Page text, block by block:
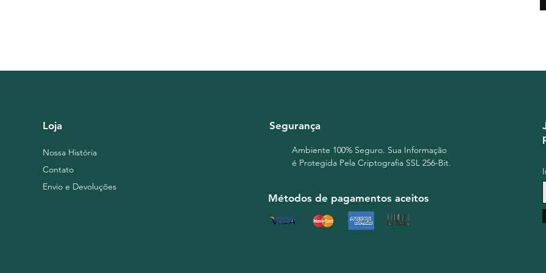
Loja
Nossa História
Contato
Envio e Devoluções
Segurança
Ambiente 100% Seguro. Sua Informação
é Protegida Pela Criptografia SSL 256-Bit.
Métodos de pagamentos aceitos